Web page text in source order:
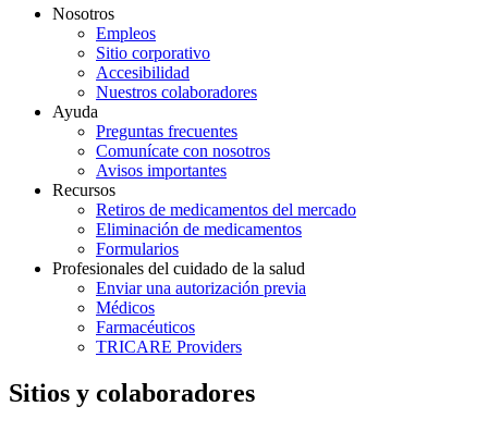
Nosotros
Empleos
Sitio corporativo
Accesibilidad
Nuestros colaboradores
Ayuda
Preguntas frecuentes
Comunícate con nosotros
Avisos importantes
Recursos
Retiros de medicamentos del mercado
Eliminación de medicamentos
Formularios
Profesionales del cuidado de la salud
Enviar una autorización previa
Médicos
Farmacéuticos
TRICARE Providers
Sitios y colaboradores